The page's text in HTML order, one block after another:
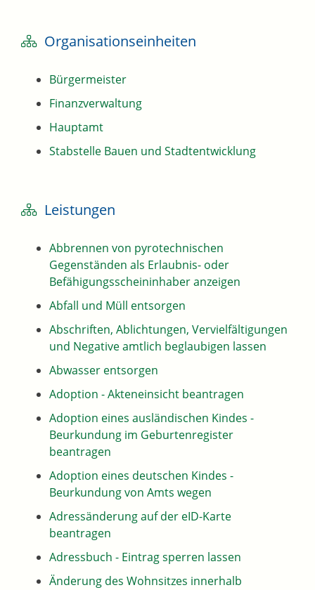
Organisationseinheiten
Bürgermeister
Finanzverwaltung
Hauptamt
Stabstelle Bauen und Stadtentwicklung
Leistungen
Abbrennen von pyrotechnischen
Gegenständen als Erlaubnis- oder
Befähigungsscheininhaber anzeigen
Abfall und Müll entsorgen
Abschriften, Ablichtungen, Vervielfältigungen
und Negative amtlich beglaubigen lassen
Abwasser entsorgen
Adoption - Akteneinsicht beantragen
Adoption eines ausländischen Kindes -
Beurkundung im Geburtenregister
beantragen
Adoption eines deutschen Kindes -
Beurkundung von Amts wegen
Adressänderung auf der eID-Karte
beantragen
Adressbuch - Eintrag sperren lassen
Änderung des Wohnsitzes innerhalb